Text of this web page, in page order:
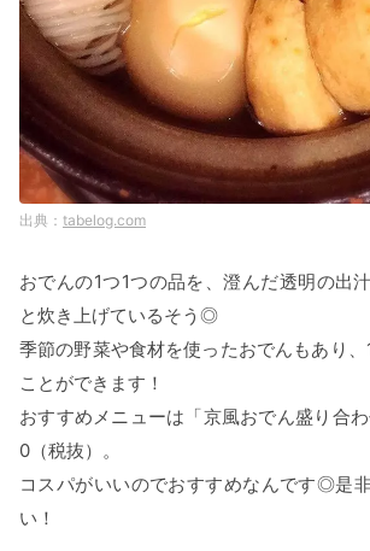
tabelog.com
おでんの1つ1つの品を、澄んだ透明の出
と炊き上げているそう◎
季節の野菜や食材を使ったおでんもあり
ことができます！
おすすめメニューは「京風おでん盛り合
0（税抜）。
コスパがいいのでおすすめなんです◎是
い！